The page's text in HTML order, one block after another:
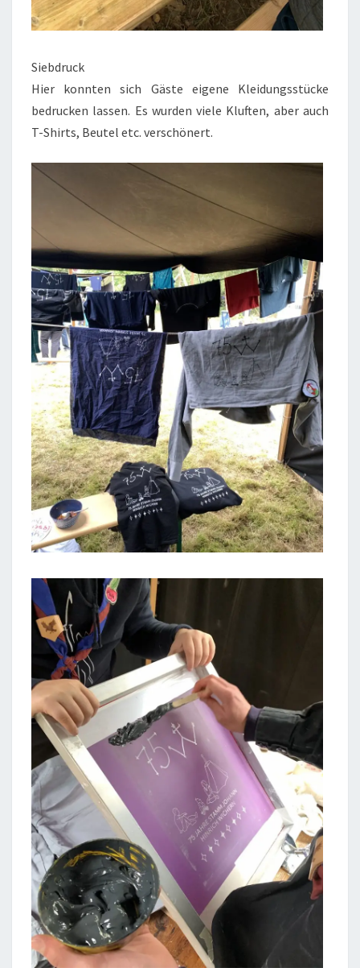
Siebdruck
Hier konnten sich Gäste eigene Kleidungsstücke
bedrucken lassen. Es wurden viele Kluften, aber auch
T-Shirts, Beutel etc. verschönert.